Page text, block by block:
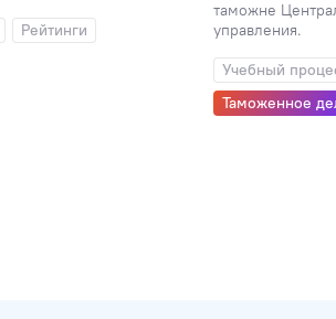
Рейтинги
таможне
управления.
Учебный
Таможенное